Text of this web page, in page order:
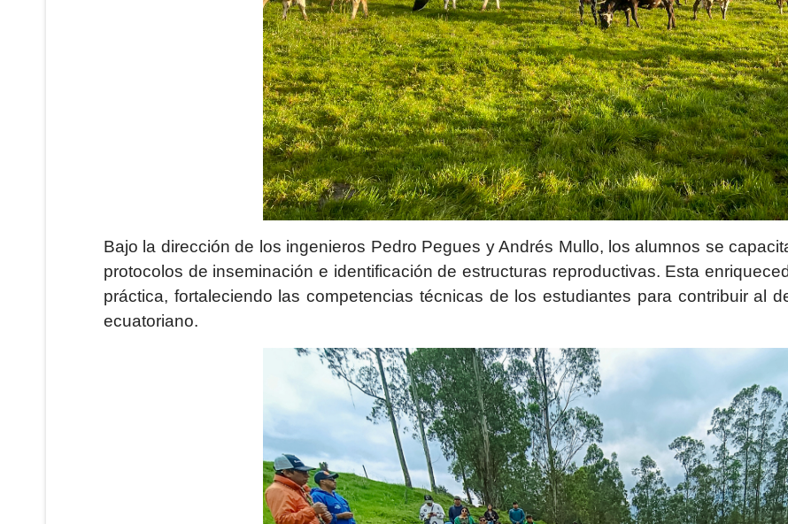
Bajo la dirección de los ingenieros Pedro Pegues y Andrés Mullo, los alumnos se
protocolos de inseminación e identificación de estructuras reproductivas. Esta
práctica, fortaleciendo las competencias técnicas de los estudiantes para contribuir al
ecuatoriano.